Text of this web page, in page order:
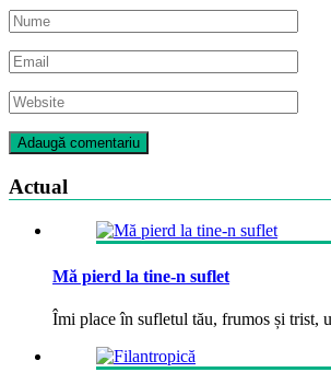
Actual
Mă pierd la tine-n suflet
Îmi place în sufletul tău, frumos și trist,